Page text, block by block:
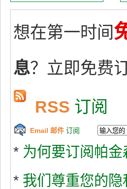
想在第一时间
息？立即免费
RSS 订阅
Email 邮件 订阅
* 为何要订阅帕
* 我们尊重您的隐